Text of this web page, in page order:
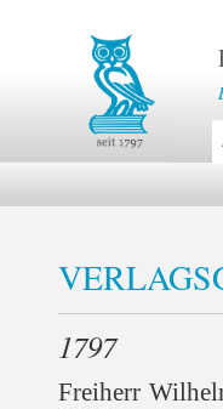
1797
Freiherr